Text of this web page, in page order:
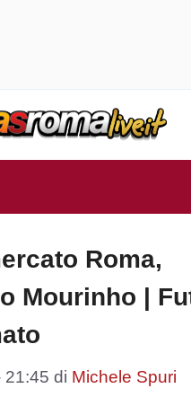
Roma,
Mourinho |
21:45 di Michele Spuri